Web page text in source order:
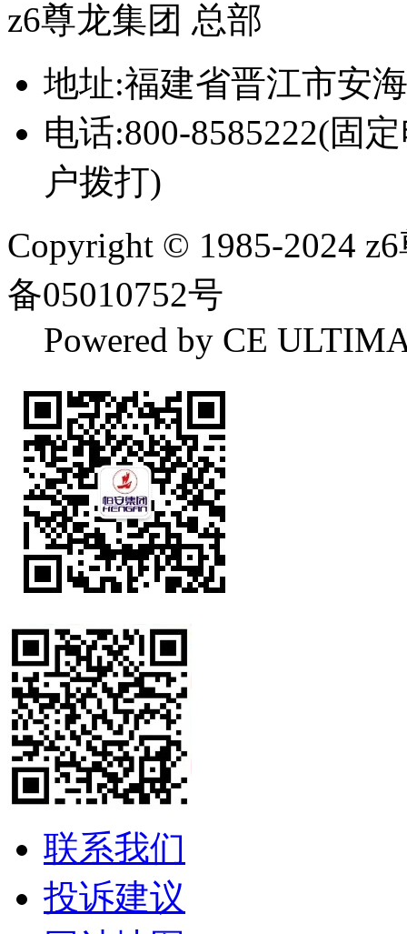
z6尊龙集团 总部
地址:福建省晋江市安
电话:800-8585222(固
户拨打)
Copyright © 1985-2024
备05010752号
Powered by CE
联系我们
投诉建议